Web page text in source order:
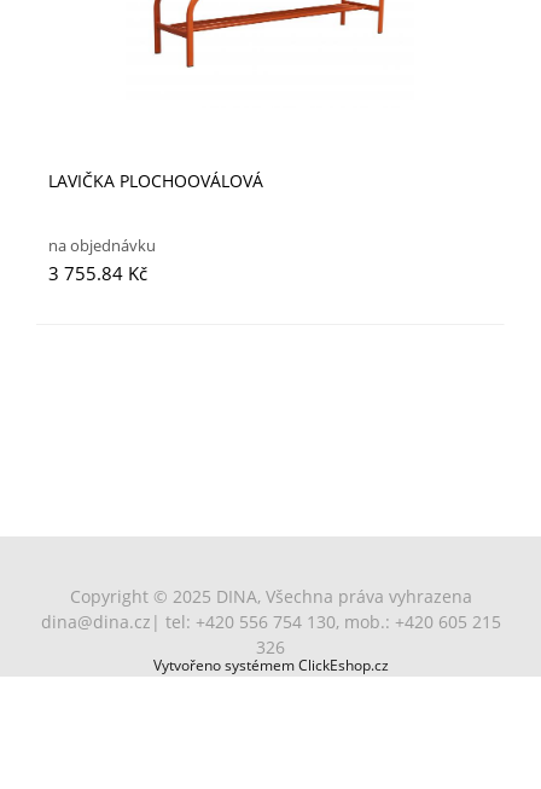
LAVIČKA PLOCHOOVÁLOVÁ
na objednávku
3 755.84 Kč
Copyright © 2025 DINA, Všechna práva vyhrazena
dina@dina.cz | tel: +420 556 754 130, mob.: +420 605 215
326
Vytvořeno systémem ClickEshop.cz